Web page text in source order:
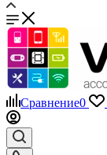
Сравнение 0
Телефоны
+7 495 135-39-43